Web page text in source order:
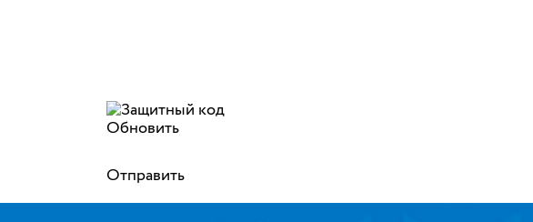
Обновить
Отправить